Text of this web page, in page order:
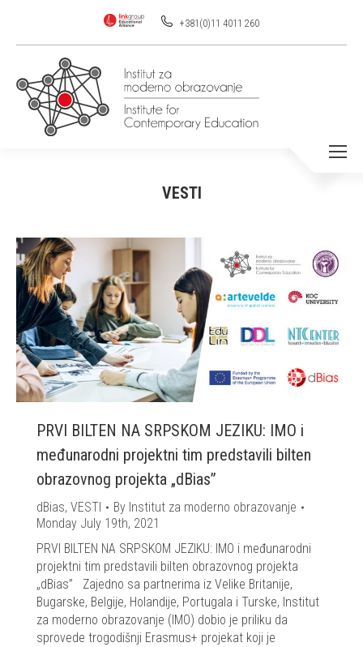
+381(0)11 4011 260
VESTI
PRVI BILTEN NA SRPSKOM JEZIKU: IMO i
međunarodni projektni tim predstavili bilten
obrazovnog projekta „dBias”
dBias, VESTI By Institut za moderno obrazovanje
Monday July 19th, 2021
PRVI BILTEN NA SRPSKOM JEZIKU: IMO i međunarodni
projektni tim predstavili bilten obrazovnog projekta
„dBias” Zajedno sa partnerima iz Velike Britanije,
Bugarske, Belgije, Holandije, Portugala i Turske, Institut
za moderno obrazovanje (IMO) dobio je priliku da
sprovede trogodišnji Erasmus+ projekat koji je